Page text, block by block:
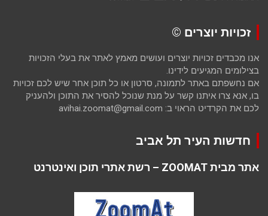
זכויות יוצרים ©
אנו מכבדים זכויות יוצרים ועושים מאמץ לאתר את בעלי הזכויות
בצילומים המגיעים לידינו.
אם נחשפתם באתר לתמונה, סרטון או כל תוכן אחר שיש לכם זכויות
בו, אנא צרו איתנו קשר על מנת שנוכל להסיר את התוכן ולהעניק
לכם את הקרדיט הראוי ב: avihai.zoomat@gmail.com
חדשות העיר תל אביב
אתר מבית ZOOMAT – רשת אתרי תוכן ואינטרנט